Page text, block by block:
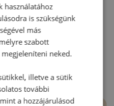
be!
használatához
is szükségünk
más
szabott
neked.
illetve a sütik
további
a hozzájárulásod